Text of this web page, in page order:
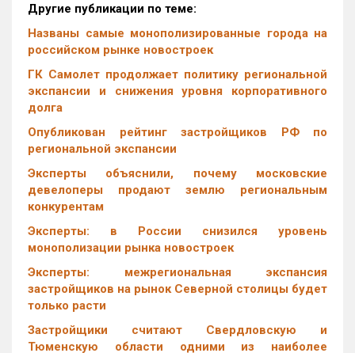
Другие публикации по теме:
Названы самые монополизированные города на
российском рынке новостроек
ГК Самолет продолжает политику региональной
экспансии и снижения уровня корпоративного
долга
Опубликован рейтинг застройщиков РФ по
региональной экспансии
Эксперты объяснили, почему московские
девелоперы продают землю региональным
конкурентам
Эксперты: в России снизился уровень
монополизации рынка новостроек
Эксперты: межрегиональная экспансия
застройщиков на рынок Северной столицы будет
только расти
Застройщики считают Свердловскую и
Тюменскую области одними из наиболее